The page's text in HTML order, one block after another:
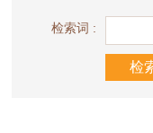
检索词 :